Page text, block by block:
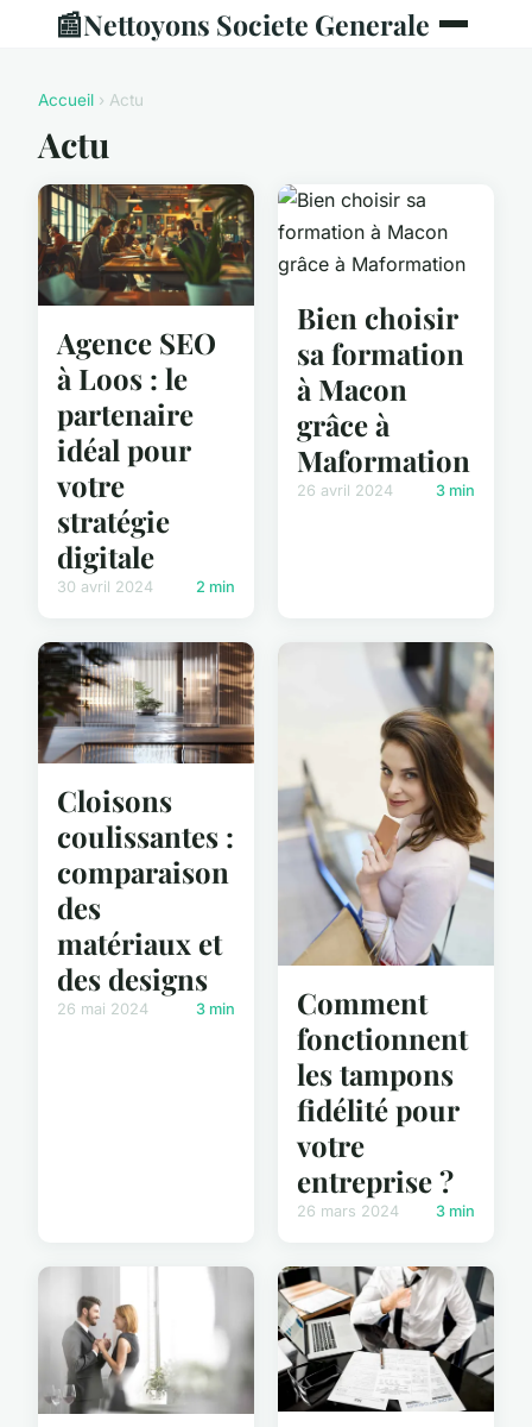
📰Nettoyons Societe Generale
Accueil › Actu
Actu
Agence SEO
à Loos : le
partenaire
idéal pour
votre
stratégie
digitale
30 avril 2024 2 min
Bien choisir
sa formation
à Macon
grâce à
Maformation
26 avril 2024 3 min
Cloisons
coulissantes :
comparaison
des
matériaux et
des designs
26 mai 2024 3 min
Comment
fonctionnent
les tampons
fidélité pour
votre
entreprise ?
26 mars 2024 3 min